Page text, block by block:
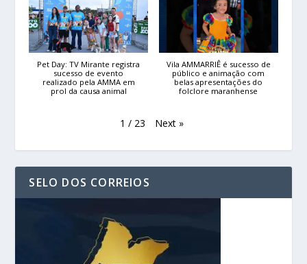
Pet Day: TV Mirante registra
sucesso de evento
realizado pela AMMA em
prol da causa animal
Vila AMMARRIÊ é sucesso de
público e animação com
belas apresentações do
folclore maranhense
1 / 23 Next »
SELO DOS CORREIOS